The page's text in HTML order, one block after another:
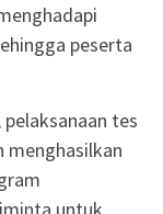
peserta
tes
menghasilkan
untuk